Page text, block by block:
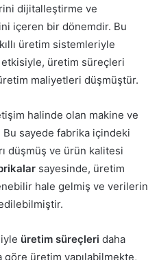
dijitalleştirme ve
içeren bir dönemdir. Bu
üretim sistemleriyle
etkisiyle, üretim süreçleri
maliyetleri düşmüştür.
halinde olan makine ve
Bu sayede fabrika içindeki
düşmüş ve ürün kalitesi
sayesinde, üretim
hale gelmiş ve verilerin
üretim süreçleri daha
üretim yapılabilmekte,